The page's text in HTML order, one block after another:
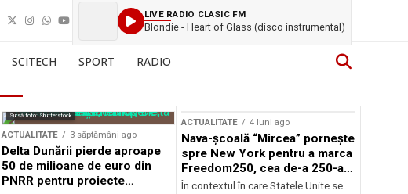
LIVE RADIO CLASIC FM
Blondie - Heart of Glass (disco instrumental)
SCITECH SPORT RADIO
Sursă foto: Shutterstock
ACTUALITATE 3 săptămâni ago
Delta Dunării pierde aproape
50 de milioane de euro din
PNRR pentru proiecte
ACTUALITATE 4 luni ago
Nava-școală “Mircea” pornește
spre New York pentru a marca
Freedom250, cea de-a 250-a
aniversare a Statelor Unite
În contextul în care Statele Unite se